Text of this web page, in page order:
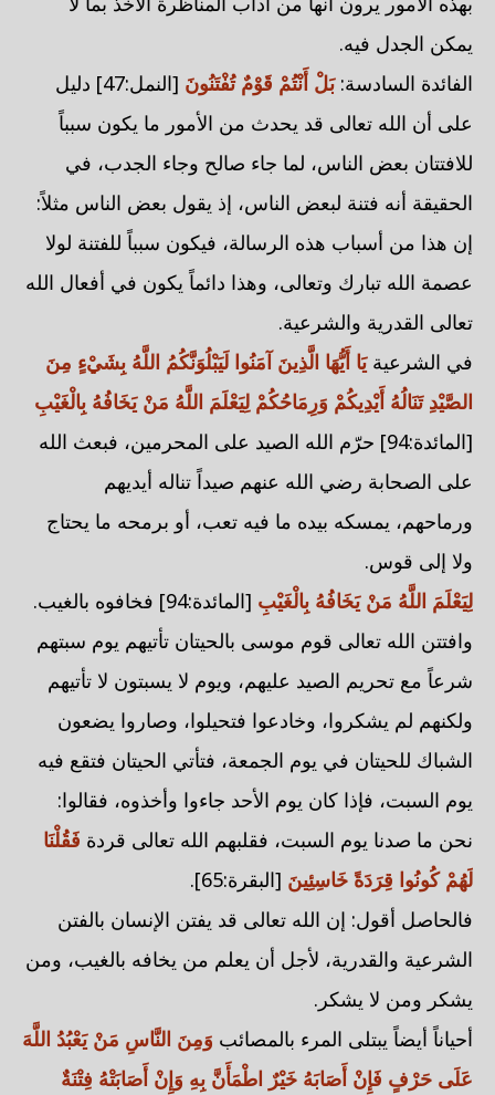
يمكن الجدل فيه.
الفائدة السادسة:بَلْ أَنْتُمْ قَوْمٌ تُفْتَنُونَ
[النمل:47] دليل
على أن الله تعالى قد يحدث من الأمور ما يكون سبباً
للافتتان بعض الناس، لما جاء صالح وجاء الجدب، في
الحقيقة أنه فتنة لبعض الناس، إذ يقول بعض الناس مثلاً:
إن هذا من أسباب هذه الرسالة، فيكون سبباً للفتنة لولا
عصمة الله تبارك وتعالى، وهذا دائماً يكون في أفعال الله
تعالى القدرية والشرعية.
في الشرعيةيَا أَيُّهَا الَّذِينَ آمَنُوا لَيَبْلُوَنَّكُمُ اللَّهُ بِشَيْءٍ مِنَ
الصَّيْدِ تَنَالُهُ أَيْدِيكُمْ وَرِمَاحُكُمْ لِيَعْلَمَ اللَّهُ مَنْ يَخَافُهُ بِالْغَيْبِ
[المائدة:94] حرّم الله الصيد على المحرمين، فبعث الله
على الصحابة رضي الله عنهم صيداً تناله أيديهم
ورماحهم، يمسكه بيده ما فيه تعب، أو برمحه ما يحتاج
ولا إلى قوس.
لِيَعْلَمَ اللَّهُ مَنْ يَخَافُهُ بِالْغَيْبِ [المائدة:94] فخافوه بالغيب.
وافتتن الله تعالى قوم موسى بالحيتان تأتيهم يوم سبتهم
شرعاً مع تحريم الصيد عليهم، ويوم لا يسبتون لا تأتيهم
ولكنهم لم يشكروا، وخادعوا فتحيلوا، وصاروا يضعون
الشباك للحيتان في يوم الجمعة، فتأتي الحيتان فتقع فيه
يوم السبت، فإذا كان يوم الأحد جاءوا وأخذوه، فقالوا:
نحن ما صدنا يوم السبت، فقلبهم الله تعالى قردة فَقُلْنَا
لَهُمْ كُونُوا قِرَدَةً خَاسِئِينَ [البقرة:65].
فالحاصل أقول: إن الله تعالى قد يفتن الإنسان بالفتن
الشرعية والقدرية، لأجل أن يعلم من يخافه بالغيب، ومن
يشكر ومن لا يشكر.
أحياناً أيضاً يبتلى المرء بالمصائب وَمِنَ النَّاسِ مَنْ يَعْبُدُ اللَّهَ
عَلَى حَرْفٍ فَإِنْ أَصَابَهُ خَيْرٌ اطْمَأَنَّ بِهِ وَإِنْ أَصَابَتْهُ فِتْنَةٌ